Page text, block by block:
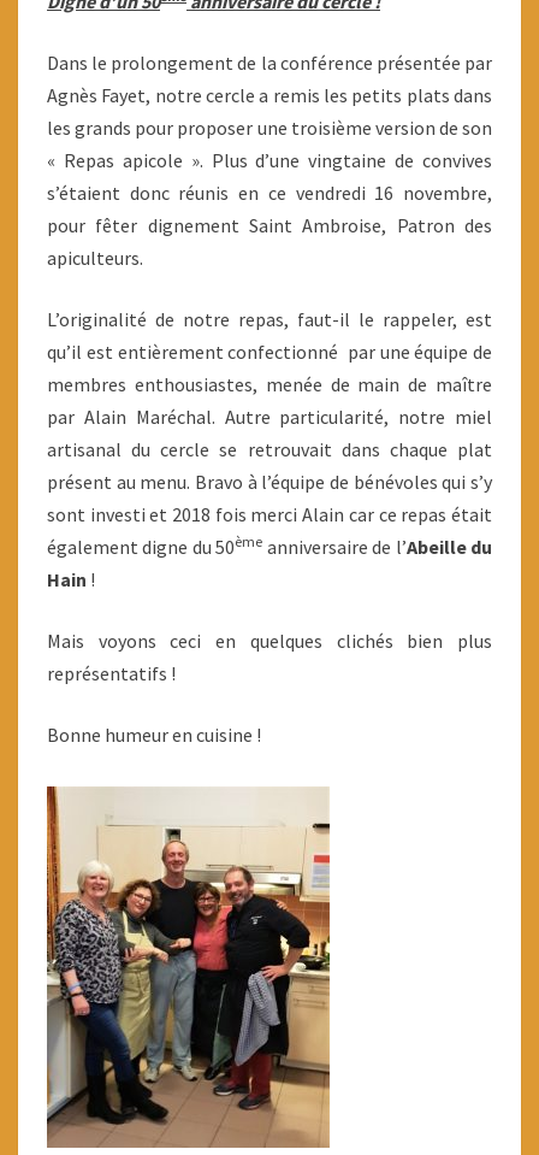
Dans le prolongement de la conférence présentée par
Agnès Fayet, notre cercle a remis les petits plats dans
les grands pour proposer une troisième version de son
« Repas apicole ». Plus d’une vingtaine de convives
s’étaient donc réunis en ce vendredi 16 novembre,
pour fêter dignement Saint Ambroise, Patron des
apiculteurs.
L’originalité de notre repas, faut-il le rappeler, est
qu’il est entièrement confectionné par une équipe de
membres enthousiastes, menée de main de maître
par Alain Maréchal. Autre particularité, notre miel
artisanal du cercle se retrouvait dans chaque plat
présent au menu. Bravo à l’équipe de bénévoles qui s’y
sont investi et 2018 fois merci Alain car ce repas était
également digne du 50ème anniversaire de l’Abeille du
Hain !
Mais voyons ceci en quelques clichés bien plus
représentatifs !
Bonne humeur en cuisine !